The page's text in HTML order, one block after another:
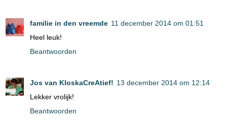
familie in den vreemde 11 december 2014 om 01:51
Heel leuk!
Beantwoorden
Jos van KloskaCreAtief! 13 december 2014 om 12:14
Lekker vrolijk!
Beantwoorden